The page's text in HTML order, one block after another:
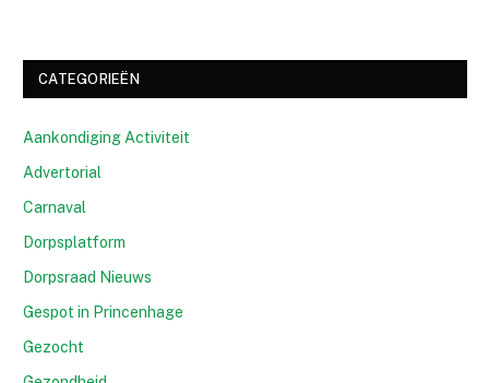
CATEGORIEËN
Aankondiging Activiteit
Advertorial
Carnaval
Dorpsplatform
Dorpsraad Nieuws
Gespot in Princenhage
Gezocht